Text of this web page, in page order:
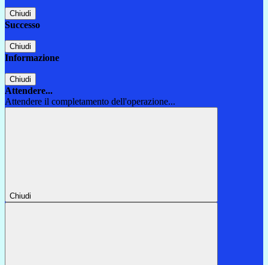
Chiudi
Successo
Chiudi
Informazione
Chiudi
Attendere...
Attendere il completamento dell'operazione...
Chiudi